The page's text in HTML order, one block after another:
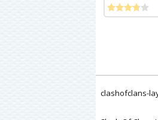
clashofclans-